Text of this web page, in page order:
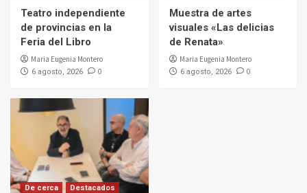
Teatro independiente
de provincias en la
Feria del Libro
Maria Eugenia Montero
6 agosto, 2026 0
Muestra de artes
visuales «Las delicias
de Renata»
Maria Eugenia Montero
6 agosto, 2026 0
De cerca
Destacados